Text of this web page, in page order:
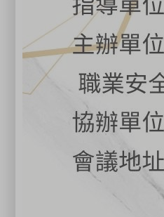
學術科課程皆有翻譯人員隨班
●本會辦理「企業專班及包
4930034專線！
關閉